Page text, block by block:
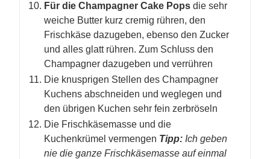
Für die Champagner Cake Pops die sehr
weiche Butter kurz cremig rühren, den
Frischkäse dazugeben, ebenso den Zucker
und alles glatt rühren. Zum Schluss den
Champagner dazugeben und verrühren
Die knusprigen Stellen des Champagner
Kuchens abschneiden und weglegen und
den übrigen Kuchen sehr fein zerbröseln
Die Frischkäsemasse und die
Kuchenkrümel vermengen Tipp: Ich geben
nie die ganze Frischkäsemasse auf einmal